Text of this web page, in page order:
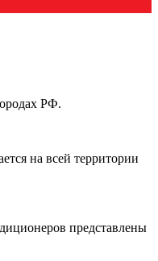
РФ.
на всей территории
представлены